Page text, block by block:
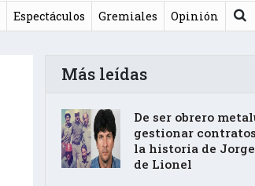
Espectáculos Gremiales Opinión
Más leídas
De ser obrero
gestionar
la historia de
de Lionel